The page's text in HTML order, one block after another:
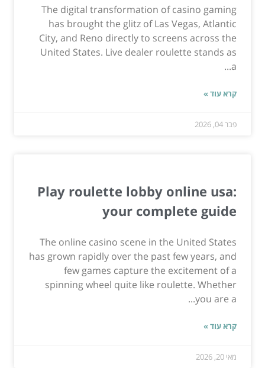
The digital transformation of casino gaming
has brought the glitz of Las Vegas, Atlantic
City, and Reno directly to screens across the
United States. Live dealer roulette stands as
a...
קרא עוד »
פבר 04, 2026
Play roulette lobby online usa:
your complete guide
The online casino scene in the United States
has grown rapidly over the past few years, and
few games capture the excitement of a
spinning wheel quite like roulette. Whether
you are a...
קרא עוד »
מאי 20, 2026